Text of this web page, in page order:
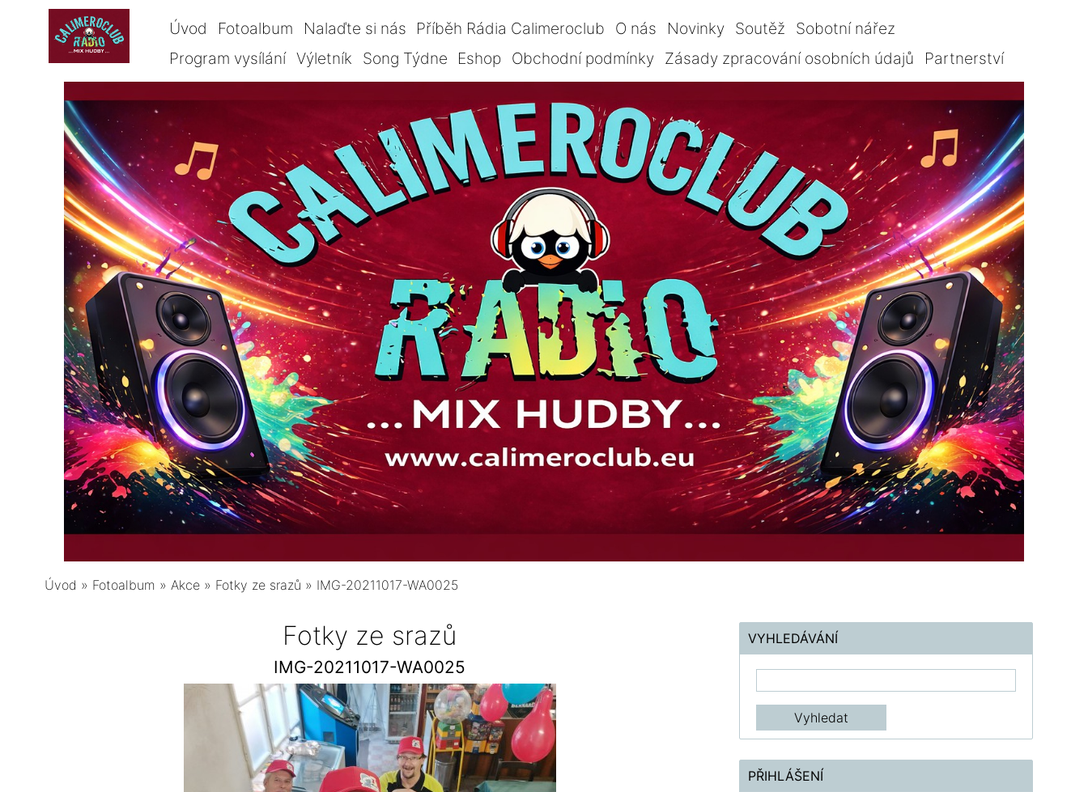
Úvod Fotoalbum Nalaďte si nás Příběh Rádia Calimeroclub O nás Novinky Soutěž
Sobotní nářez
Program vysílání Výletník Song Týdne Eshop Obchodní podmínky Zásady zpracování osobních údajů Partnerství
Úvod » Fotoalbum » Akce » Fotky ze srazů » IMG-20211017-WA0025
Fotky ze srazů
IMG-20211017-WA0025
VYHLEDÁVÁNÍ
PŘIHLÁŠENÍ